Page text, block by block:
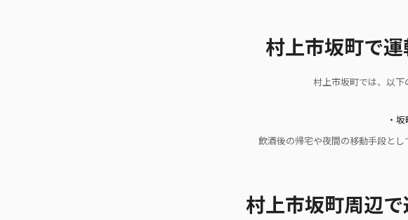
村上市坂町で
村上市坂町では、以下
・
飲酒後の帰宅や夜間の移動手段とし
村上市坂町周辺